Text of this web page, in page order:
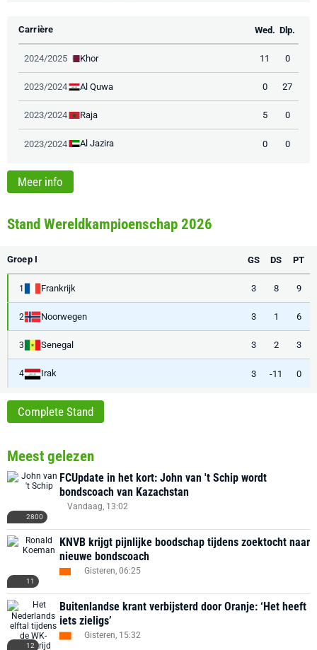
Carrière Wed. Dlp.
2024/2025 Khor 11 0
2023/2024 Al Quwa 0 27
2023/2024 Raja 5 0
2023/2024 Al Jazira 0 0
Meer info
Stand Wereldkampioenschap 2026
Groep I GS DS PT
1 Frankrijk 3 8 9
2 Noorwegen 3 1 6
3 Senegal 3 2 3
4 Irak 3 -11 0
Complete Stand
Meest gelezen
2800
FCUpdate in het kort: John van 't Schip wordt
bondscoach van Kazachstan
Vandaag, 13:02
11
KNVB krijgt pijnlijke boodschap tijdens zoektocht naar
nieuwe bondscoach
Gisteren, 06:25
12
Buitenlandse krant verbijsterd door Oranje: ‘Het heeft
iets zieligs’
Gisteren, 15:32